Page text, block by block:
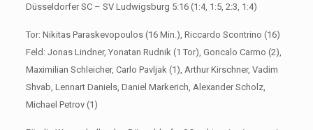
Düsseldorfer SC – SV Ludwigsburg 5:16 (1:4, 1:5, 2:3, 1:4)
Tor: Nikitas Paraskevopoulos (16 Min.), Riccardo Scontrino (16)
Feld: Jonas Lindner, Yonatan Rudnik (1 Tor), Goncalo Carmo (2),
Maximilian Schleicher, Carlo Pavljak (1), Arthur Kirschner, Vadim
Shvab, Lennart Daniels, Daniel Markerich, Alexander Scholz,
Michael Petrov (1)